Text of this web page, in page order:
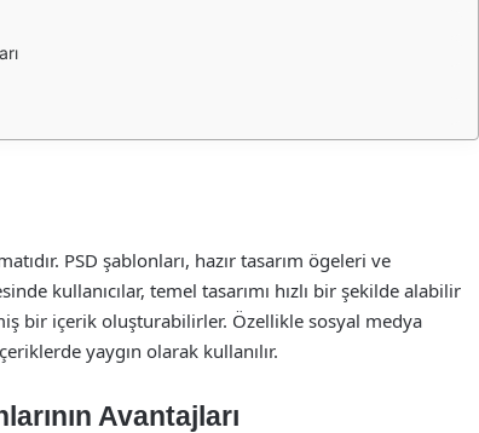
PSD şablonları, hazır tasarım ögeleri ve
kullanıcılar, temel tasarımı hızlı bir şekilde alabilir
bir içerik oluşturabilirler. Özellikle sosyal medya
yaygın olarak kullanılır.
Avantajları